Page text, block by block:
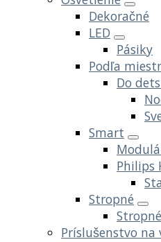
Dekoračné
LED
Pásiky
Podľa
Do
Smart
Philips
Stropné
Príslušenstvo